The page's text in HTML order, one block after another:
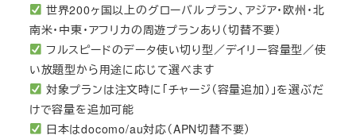
世界200ヶ国以上のグローバルプラン、アジア・欧州・北
南米・中東・アフリカの周遊プランあり（切替不要）
フルスピードのデータ使い切り型／デイリー容量型／使
い放題型から用途に応じて選べます
対象プランは注文時に「チャージ（容量追加）」を選ぶだ
けで容量を追加可能
日本はdocomo/au対応（APN切替不要）